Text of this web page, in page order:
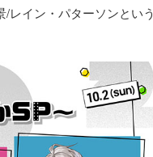
レイン・パターソンという